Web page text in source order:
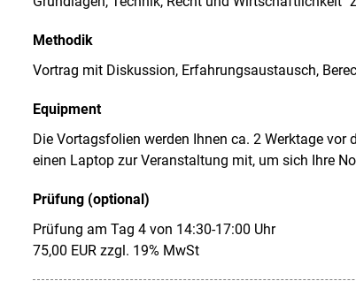
Methodik
Vortrag mit Diskussion, Erfahrungsaustausch,
Equipment
Die Vortagsfolien werden Ihnen ca. 2 Werktage
einen Laptop zur Veranstaltung mit, um sich Ihre
Prüfung (optional)
Prüfung am Tag 4 von 14:30-17:00 Uhr
75,00 EUR zzgl. 19% MwSt